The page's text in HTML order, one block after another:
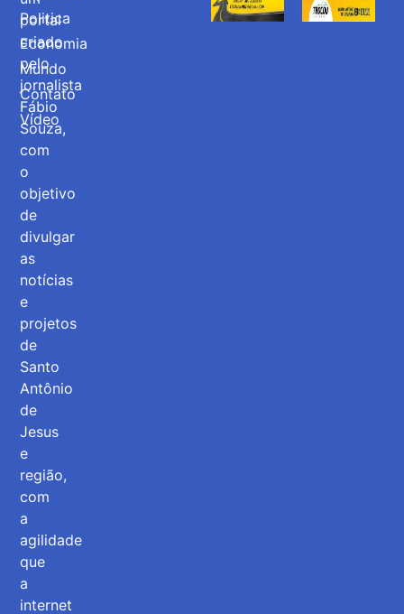
portal
criado
pelo
jornalista
Fábio
Souza,
com
o
objetivo
de
divulgar
as
notícias
e
projetos
de
Santo
Antônio
de
Jesus
e
região,
com
a
agilidade
que
a
internet
Politica
Economia
Mundo
Contato
Vídeo